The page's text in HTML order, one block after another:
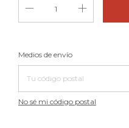
Entregas para el CP:
Medios de envío
No sé mi código postal